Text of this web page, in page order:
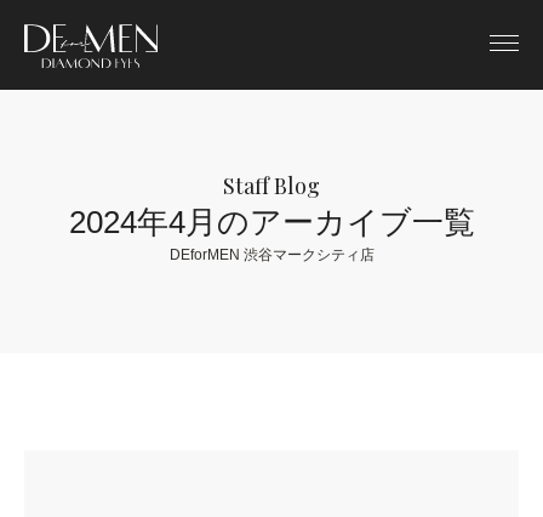
Staff Blog
2024年4月のアーカイブ一覧
DEforMEN 渋谷マークシティ店